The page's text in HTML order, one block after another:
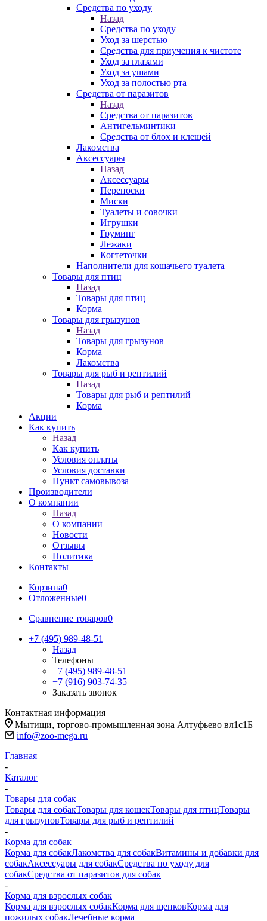
Средства по уходу
Назад
Средства по уходу
Уход за шерстью
Средства для приучения к чистоте
Уход за глазами
Уход за ушами
Уход за полостью рта
Средства от паразитов
Назад
Средства от паразитов
Антигельминтики
Средства от блох и клещей
Лакомства
Аксессуары
Назад
Аксессуары
Переноски
Миски
Туалеты и совочки
Игрушки
Груминг
Лежаки
Когтеточки
Наполнители для кошачьего туалета
Товары для птиц
Назад
Товары для птиц
Корма
Товары для грызунов
Назад
Товары для грызунов
Корма
Лакомства
Товары для рыб и рептилий
Назад
Товары для рыб и рептилий
Корма
Акции
Как купить
Назад
Как купить
Условия оплаты
Условия доставки
Пункт самовывоза
Производители
О компании
Назад
О компании
Новости
Отзывы
Политика
Контакты
Корзина0
Отложенные0
Сравнение товаров0
+7 (495) 989-48-51
Назад
Телефоны
+7 (495) 989-48-51
+7 (916) 903-74-35
Заказать звонок
Контактная информация
Мытищи, торгово-промышленная зона Алтуфьево вл1с1Б
info@zoo-mega.ru
Главная
-
Каталог
-
Товары для собак
Товары для собакТовары для кошекТовары для птицТовары
для грызуновТовары для рыб и рептилий
-
Корма для собак
Корма для собакЛакомства для собакВитамины и добавки для
собакАксессуары для собакСредства по уходу для
собакСредства от паразитов для собак
-
Корма для взрослых собак
Корма для взрослых собакКорма для щенковКорма для
пожилых собакЛечебные корма